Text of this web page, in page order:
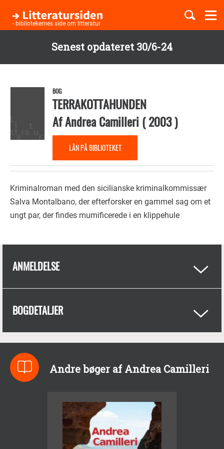
Senest opdateret 30/6-24
hovedindhold
- bibliotekernes side om litteratur
Børnebøger
Temaer
BOG
TERRAKOTTAHUNDEN
AfAndrea Camilleri (2003)
LÅN PÅ BIBLIOTEKET
Kriminalroman med den sicilianske kriminalkommissær
Salva Montalbano, der efterforsker en gammel sag om et
ungt par, der findes mumificerede i en klippehule
ANMELDELSE
BOGDETALJER
Andre bøger af Andrea Camilleri